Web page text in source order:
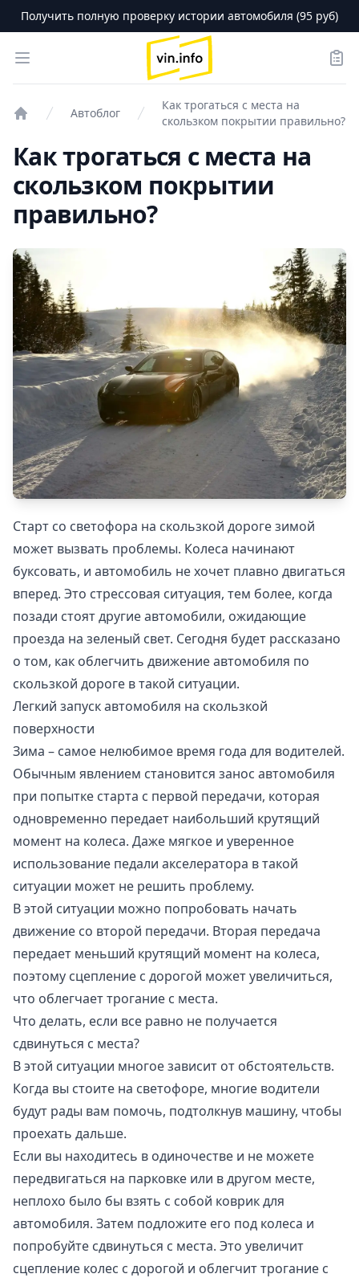
Получить полную проверку истории автомобиля (95 руб)
Open menu
logo
Автоблог
Как трогаться с места на
скользком покрытии правильно?
Как трогаться с места на
скользком покрытии
правильно?
Старт со светофора на скользкой дороге зимой
может вызвать проблемы. Колеса начинают
буксовать, и автомобиль не хочет плавно двигаться
вперед. Это стрессовая ситуация, тем более, когда
позади стоят другие автомобили, ожидающие
проезда на зеленый свет. Сегодня будет рассказано
о том, как облегчить движение автомобиля по
скользкой дороге в такой ситуации.
Легкий запуск автомобиля на скользкой
поверхности
Зима – самое нелюбимое время года для водителей.
Обычным явлением становится занос автомобиля
при попытке старта с первой передачи, которая
одновременно передает наибольший крутящий
момент на колеса. Даже мягкое и уверенное
использование педали акселератора в такой
ситуации может не решить проблему.
В этой ситуации можно попробовать начать
движение со второй передачи. Вторая передача
передает меньший крутящий момент на колеса,
поэтому сцепление с дорогой может увеличиться,
что облегчает трогание с места.
Что делать, если все равно не получается
сдвинуться с места?
В этой ситуации многое зависит от обстоятельств.
Когда вы стоите на светофоре, многие водители
будут рады вам помочь, подтолкнув машину, чтобы
проехать дальше.
Если вы находитесь в одиночестве и не можете
передвигаться на парковке или в другом месте,
неплохо было бы взять с собой коврик для
автомобиля. Затем подложите его под колеса и
попробуйте сдвинуться с места. Это увеличит
сцепление колес с дорогой и облегчит трогание с